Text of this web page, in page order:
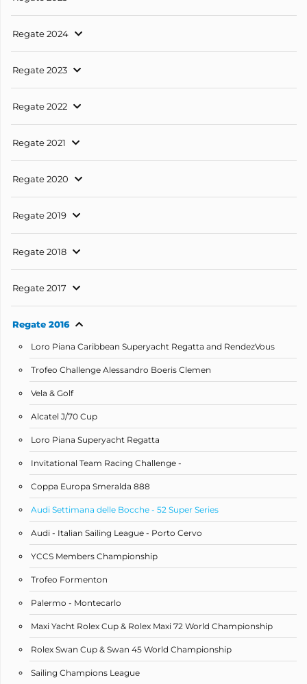
Regate 2024
Regate 2023
Regate 2022
Regate 2021
Regate 2020
Regate 2019
Regate 2018
Regate 2017
Regate 2016
Loro Piana Caribbean Superyacht Regatta and RendezVous
Trofeo Challenge Alessandro Boeris Clemen
Vela & Golf
Alcatel J/70 Cup
Loro Piana Superyacht Regatta
Invitational Team Racing Challenge -
Coppa Europa Smeralda 888
Audi Settimana delle Bocche - 52 Super Series
Audi - Italian Sailing League - Porto Cervo
YCCS Members Championship
Trofeo Formenton
Palermo - Montecarlo
Maxi Yacht Rolex Cup & Rolex Maxi 72 World Championship
Rolex Swan Cup & Swan 45 World Championship
Sailing Champions League